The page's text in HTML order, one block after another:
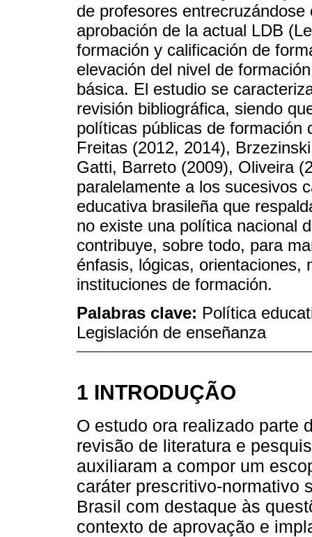
de profesores
aprobación de la actual LDB
formación y calificación de
elevación del nivel de
básica. El estudio se
revisión bibliográfica, siendo
políticas públicas de formación
Freitas (2012, 2014),
Gatti, Barreto (2009), Oliveira
paralelamente a los sucesivos
educativa brasileña que
no existe una política nacional
contribuye, sobre todo, para
énfasis, lógicas, orientaciones,
instituciones de formación.
Palabras clave: Política
Legislación de enseñanza
1 INTRODUÇÃO
O estudo ora realizado parte
revisão de literatura e
auxiliaram a compor um
caráter prescritivo-normativo
Brasil com destaque às
contexto de aprovação e